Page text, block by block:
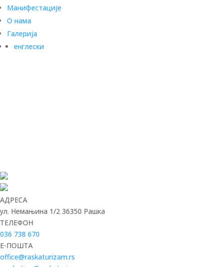
Манифестације
О нама
Галерија
енглески
АДРЕСА
ул. Немањина 1/2 36350 Рашка
ТЕЛЕФОН
036 738 670
E-ПОШТА
office@raskaturizam.rs